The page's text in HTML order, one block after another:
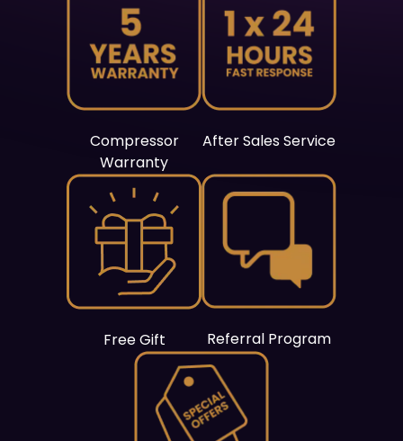
Compressor
Warranty
After Sales Service
Free Gift Referral Program